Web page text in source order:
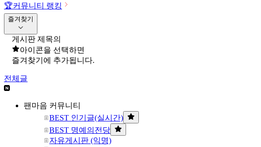
🏆커뮤니티 랭킹
즐겨찾기
게시판 제목의
아이콘을 선택하면
즐겨찾기에 추가됩니다.
전체글
팬마음 커뮤니티
BEST 인기글(실시간)
BEST 명예의전당
자유게시판 (익명)